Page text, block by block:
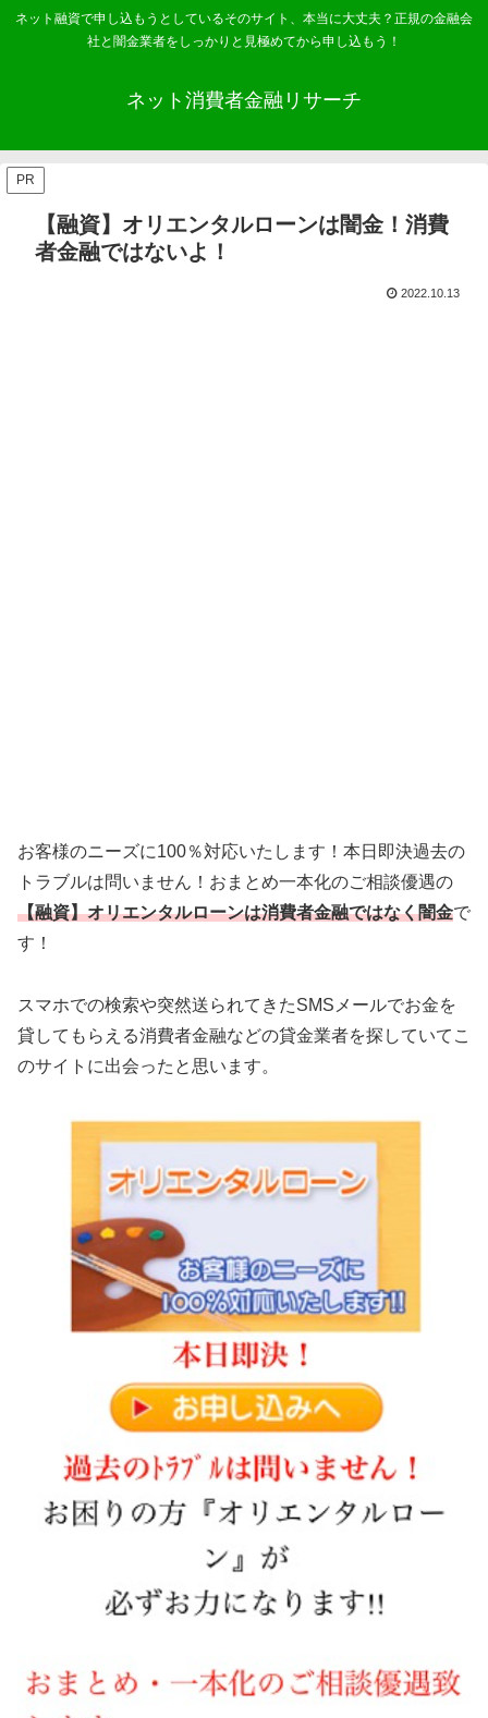
ネット融資で申し込もうとしているそのサイト、本当に大丈夫？正規の金融会
社と闇金業者をしっかりと見極めてから申し込もう！
ネット消費者金融リサーチ
PR
【融資】オリエンタルローンは闇金！消費
者金融ではないよ！
2022.10.13
お客様のニーズに100％対応いたします！本日即決過去の
トラブルは問いません！おまとめ一本化のご相談優遇の
【融資】オリエンタルローンは消費者金融ではなく闇金で
す！
スマホでの検索や突然送られてきたSMSメールでお金を
貸してもらえる消費者金融などの貸金業者を探していてこ
のサイトに出会ったと思います。